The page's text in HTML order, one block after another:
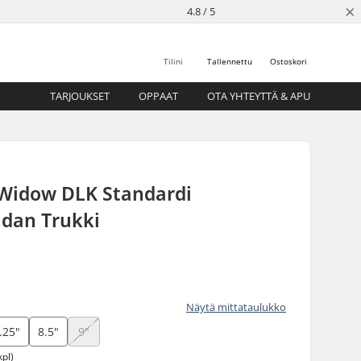
4.8 / 5 ×
Ostoskori
Tallennettu
Tilini
TARJOUKSET OPPAAT OTA YHTEYTTÄ & APU
DLK Standardi
Trukki
Näytä mittataulukko
8.5" 9"